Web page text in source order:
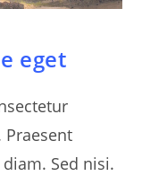
eget
Sed nisi.